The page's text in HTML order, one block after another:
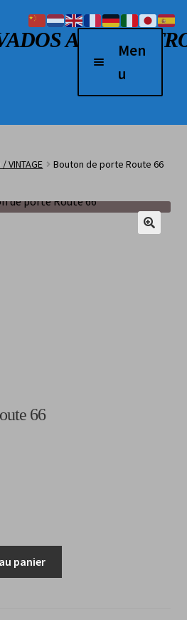
Aller à la navigation
Aller au contenu
AUTOMen
u
2 Roues
vendus
VINTAGE Bouton de porte Route 66
66
panier